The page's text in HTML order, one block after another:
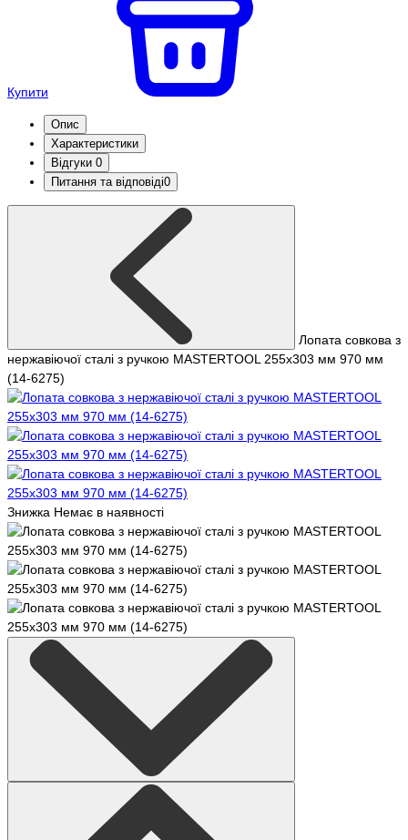
Купити
Опис
Характеристики
Відгуки 0
Питання та відповіді0
Лопата совкова з
нержавіючої сталі з ручкою MASTERTOOL 255х303 мм 970 мм
(14-6275)
Знижка Немає в наявності